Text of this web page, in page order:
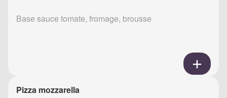
Base sauce tomate, fromage, brousse
Pizza mozzarella